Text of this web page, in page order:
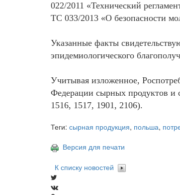
022/2011 «Технический
ТС 033/2013 «О безопасности
Указанные факты
эпидемиологического
Учитывая изложенное,
Федерации сырных продуктов и
1516, 1517, 1901, 2106).
Теги: сырная продукция, польша,
Версия для печати
К списку новостей